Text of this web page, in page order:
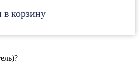
в корзину